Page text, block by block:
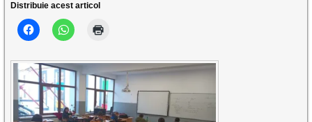
Distribuie acest articol